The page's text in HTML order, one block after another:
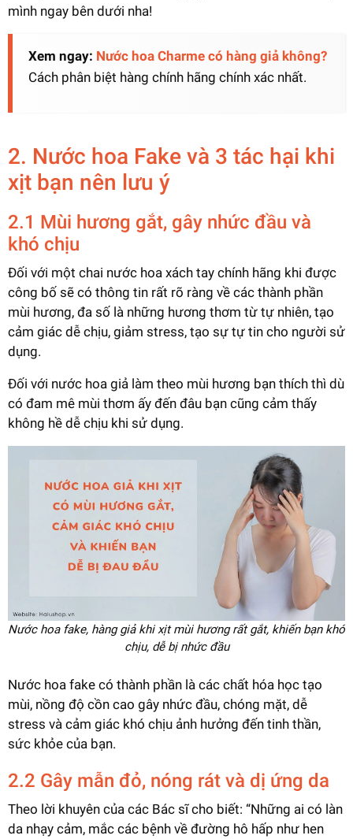
mình ngay bên dưới nha!
Xem ngay: Nước hoa Charme có hàng giả không?
Cách phân biệt hàng chính hãng chính xác nhất.
2. Nước hoa Fake và 3 tác hại khi
xịt bạn nên lưu ý
2.1 Mùi hương gắt, gây nhức đầu và
khó chịu
Đối với một chai nước hoa xách tay chính hãng khi được
công bố sẽ có thông tin rất rõ ràng về các thành phần
mùi hương, đa số là những hương thơm từ tự nhiên, tạo
cảm giác dễ chịu, giảm stress, tạo sự tự tin cho người sử
dụng.
Đối với nước hoa giả làm theo mùi hương bạn thích thì dù
có đam mê mùi thơm ấy đến đâu bạn cũng cảm thấy
không hề dễ chịu khi sử dụng.
Nước hoa fake, hàng giả khi xịt mùi hương rất gắt, khiến bạn khó
chịu, dễ bị nhức đầu
Nước hoa fake có thành phần là các chất hóa học tạo
mùi, nồng độ cồn cao gây nhức đầu, chóng mặt, dễ
stress và cảm giác khó chịu ảnh hưởng đến tinh thần,
sức khỏe của bạn.
2.2 Gây mẫn đỏ, nóng rát và dị ứng da
Theo lời khuyên của các Bác sĩ cho biết: “Những ai có làn
da nhạy cảm, mắc các bệnh về đường hô hấp như hen